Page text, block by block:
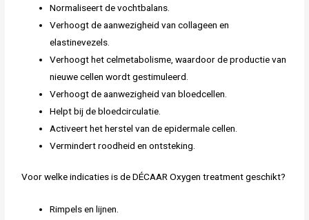
Normaliseert de vochtbalans.
Verhoogt de aanwezigheid van collageen en
elastinevezels.
Verhoogt het celmetabolisme, waardoor de productie van
nieuwe cellen wordt gestimuleerd.
Verhoogt de aanwezigheid van bloedcellen.
Helpt bij de bloedcirculatie.
Activeert het herstel van de epidermale cellen.
Vermindert roodheid en ontsteking.
Voor welke indicaties is de DÉCAAR Oxygen treatment geschikt?
Rimpels en lijnen.